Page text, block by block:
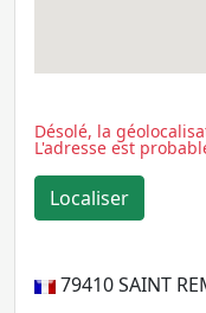
Désolé, la
L'adresse est
79410SAINT